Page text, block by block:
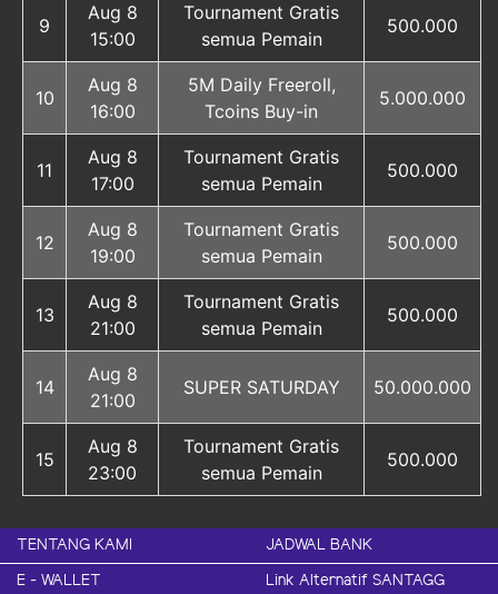
9
Aug 8
15:00
Tournament Gratis
semua Pemain
500.000
10
Aug 8
16:00
5M Daily Freeroll,
Tcoins Buy-in
5.000.000
11
Aug 8
17:00
Tournament Gratis
semua Pemain
500.000
12
Aug 8
19:00
Tournament Gratis
semua Pemain
500.000
13
Aug 8
21:00
Tournament Gratis
semua Pemain
500.000
14
Aug 8
21:00
SUPER SATURDAY 50.000.000
15
Aug 8
23:00
Tournament Gratis
semua Pemain
500.000
TENTANG KAMI
JADWAL BANK
E - WALLET
Link Alternatif SANTAGG